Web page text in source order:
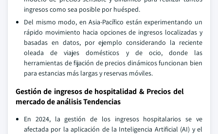
ingresos como sea posible por huésped.
Del mismo modo, en Asia-Pacífico están experimentando un
rápido movimiento hacia opciones de ingresos localizadas y
basadas en datos, por ejemplo considerando la reciente
oleada de viajes domésticos y de ocio, donde las
herramientas de fijación de precios dinámicos funcionan bien
para estancias más largas y reservas móviles.
Gestión de ingresos de hospitalidad & Precios del
mercado de análisis Tendencias
En 2024, la gestión de los ingresos hospitalarios se ve
afectada por la aplicación de la Inteligencia Artificial (AI) y el